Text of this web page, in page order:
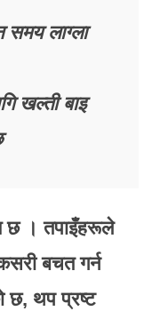
लाग्ला
खल्ती बाइ
छ । तपाइँहरूले
बचत गर्न
छ, थप प्रष्ट